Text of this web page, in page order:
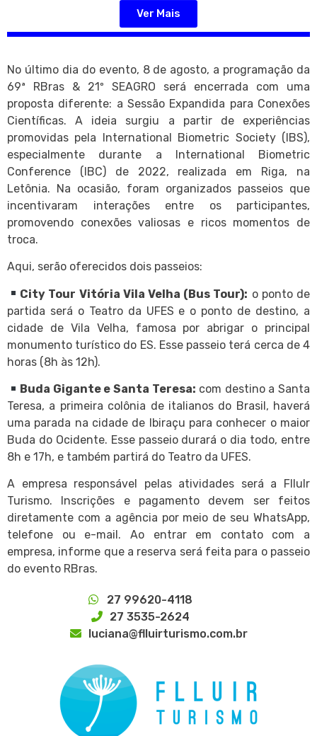
Ver Mais
No último dia do evento, 8 de agosto, a programação da
69ª RBras & 21º SEAGRO será encerrada com uma
proposta diferente: a Sessão Expandida para Conexões
Científicas. A ideia surgiu a partir de experiências
promovidas pela International Biometric Society (IBS),
especialmente durante a International Biometric
Conference (IBC) de 2022, realizada em Riga, na
Letônia. Na ocasião, foram organizados passeios que
incentivaram interações entre os participantes,
promovendo conexões valiosas e ricos momentos de
troca.
Aqui, serão oferecidos dois passeios:
City Tour Vitória Vila Velha (Bus Tour): o ponto de
partida será o Teatro da UFES e o ponto de destino, a
cidade de Vila Velha, famosa por abrigar o principal
monumento turístico do ES. Esse passeio terá cerca de 4
horas (8h às 12h).
Buda Gigante e Santa Teresa: com destino a Santa
Teresa, a primeira colônia de italianos do Brasil, haverá
uma parada na cidade de Ibiraçu para conhecer o maior
Buda do Ocidente. Esse passeio durará o dia todo, entre
8h e 17h, e também partirá do Teatro da UFES.
A empresa responsável pelas atividades será a FlluIr
Turismo. Inscrições e pagamento devem ser feitos
diretamente com a agência por meio de seu WhatsApp,
telefone ou e-mail. Ao entrar em contato com a
empresa, informe que a reserva será feita para o passeio
do evento RBras.
27 99620-4118
27 3535-2624
luciana@flluirturismo.com.br